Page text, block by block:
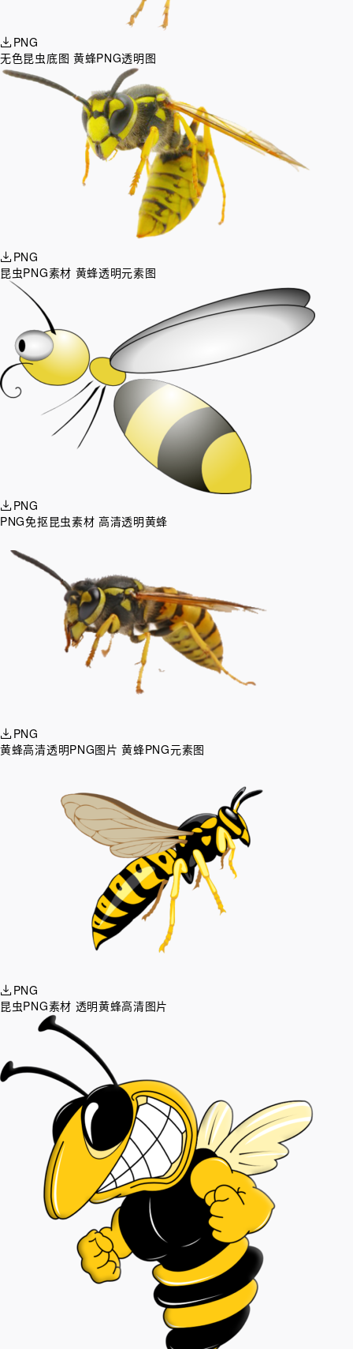
PNG
无色昆虫底图 黄蜂PNG透明图
PNG
昆虫PNG素材 黄蜂透明元素图
PNG
PNG免抠昆虫素材 高清透明黄蜂
PNG
黄蜂高清透明PNG图片 黄蜂PNG元素图
PNG
昆虫PNG素材 透明黄蜂高清图片